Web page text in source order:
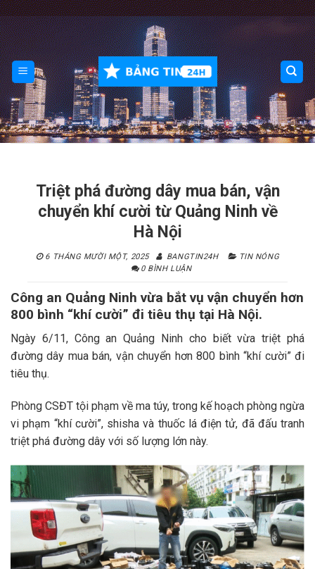
Skip
to
content
Triệt phá đường dây mua bán, vận
chuyển khí cười từ Quảng Ninh về
Hà Nội
6 THÁNG MƯỜI MỘT, 2025 BANGTIN24H
TIN NÓNG
0 BÌNH LUẬN
Công an Quảng Ninh vừa bắt vụ vận chuyển hơn
800 bình “khí cười” đi tiêu thụ tại Hà Nội.
Ngày 6/11, Công an Quảng Ninh cho biết vừa triệt phá
đường dây mua bán, vận chuyển hơn 800 bình “khí cười” đi
tiêu thụ.
Phòng CSĐT tội phạm về ma túy, trong kế hoạch phòng ngừa
vi phạm “khí cười”, shisha và thuốc lá điện tử, đã đấu tranh
triệt phá đường dây với số lượng lớn này.